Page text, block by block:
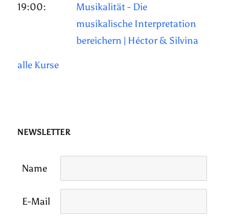
19:00:
Musikalität - Die
musikalische Interpretation
bereichern | Héctor & Silvina
alle Kurse
NEWSLETTER
Name
E-Mail